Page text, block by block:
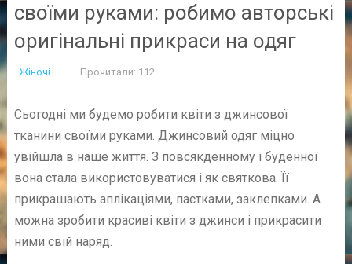
своїми руками: робимо авторські
оригінальні прикраси на одяг
Жіночі Прочитали: 112
Сьогодні ми будемо робити квіти з джинсової
тканини своїми руками. Джинсовий одяг міцно
увійшла в наше життя. З повсякденному і буденної
вона стала використовуватися і як святкова. Її
прикрашають аплікаціями, паєтками, заклепками. А
можна зробити красиві квіти з джинси і прикрасити
ними свій наряд.